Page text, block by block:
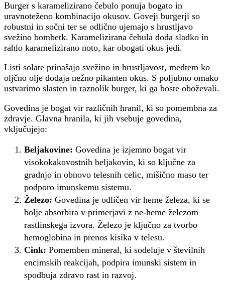
Burger s karamelizirano čebulo ponuja bogato in
uravnoteženo kombinacijo okusov. Goveji burgerji so
robustni in sočni ter se odlično ujemajo s hrustljavo
svežino bombetk. Karamelizirana čebula doda sladko in
rahlo karamelizirano noto, kar obogati okus jedi.
Listi solate prinašajo svežino in hrustljavost, medtem ko
oljčno olje dodaja nežno pikanten okus. S poljubno omako
ustvarimo slasten in raznolik burger, ki ga boste oboževali.
Govedina je bogat vir različnih hranil, ki so pomembna za
zdravje. Glavna hranila, ki jih vsebuje govedina,
vključujejo:
Beljakovine: Govedina je izjemno bogat vir
visokokakovostnih beljakovin, ki so ključne za
gradnjo in obnovo telesnih celic, mišično maso ter
podporo imunskemu sistemu.
Železo: Govedina je odličen vir heme železa, ki se
bolje absorbira v primerjavi z ne-heme železom
rastlinskega izvora. Železo je ključno za tvorbo
hemoglobina in prenos kisika v telesu.
Cink: Pomemben mineral, ki sodeluje v številnih
encimskih reakcijah, podpira imunski sistem in
spodbuja zdravo rast in razvoj.